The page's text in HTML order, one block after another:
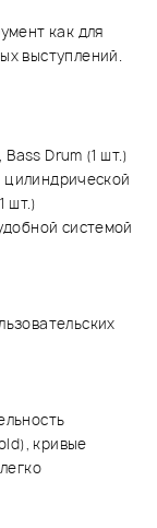
как для
выступлений.
Drum (1 шт.)
шт.)
системой
кривые